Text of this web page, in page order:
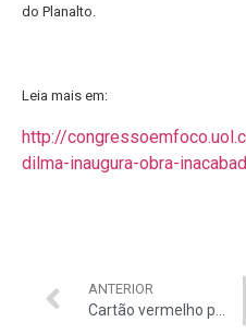
do Planalto.
Leia mais em:
http://
dilma-inaugura-obra-
ANTERIOR
Cartão vermelho para o gasto irregular